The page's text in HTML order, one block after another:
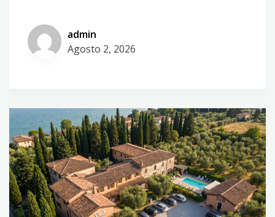
admin
Agosto 2, 2026